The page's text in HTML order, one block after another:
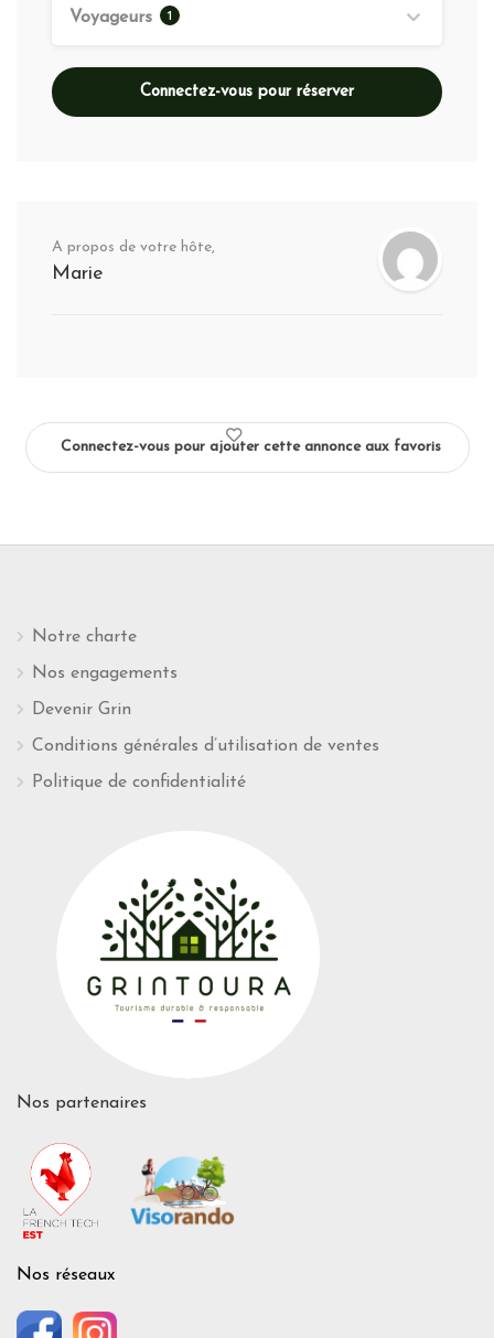
Voyageurs 1
Connectez-vous pour réserver
A propos de votre hôte,
Marie
Connectez-vous pour ajouter cette annonce aux favoris
Notre charte
Nos engagements
Devenir Grin
Conditions générales d’utilisation de ventes
Politique de confidentialité
Nos partenaires
Nos réseaux